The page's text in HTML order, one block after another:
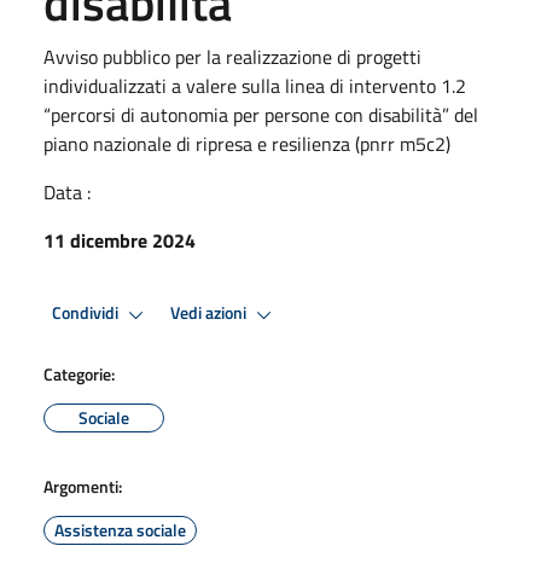
Avviso pubblico per la realizzazione di progetti
individualizzati a valere sulla linea di intervento 1.2
“percorsi di autonomia per persone con disabilità” del
piano nazionale di ripresa e resilienza (pnrr m5c2)
Data :
11 dicembre 2024
Condividi Vedi azioni
Categorie:
Sociale
Argomenti:
Assistenza sociale